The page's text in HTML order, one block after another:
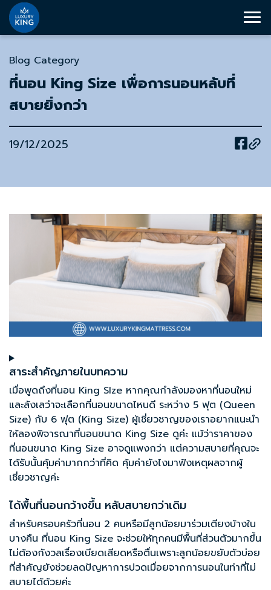
Blog Category
ที่นอน King Size เพื่อการนอนหลับที่
สบายยิ่งกว่า
19/12/2025
สาระสำคัญภายในบทความ
เมื่อพูดถึงที่นอน King SIze หากคุณกำลังมองหาที่นอนใหม่
และลังเลว่าจะเลือกที่นอนขนาดไหนดี ระหว่าง 5 ฟุต (Queen
Size) กับ 6 ฟุต (King Size) ผู้เชี่ยวชาญของเราอยากแนะนำ
ให้ลองพิจารณาที่นอนขนาด King Size ดูค่ะ แม้ว่าราคาของ
ที่นอนขนาด King Size อาจดูแพงกว่า แต่ความสบายที่คุณจะ
ได้รับนั้นคุ้มค่ามากกว่าที่คิด คุ้มค่ายังไงมาฟังเหตุผลจากผู้
เชี่ยวชาญค่ะ
ได้พื้นที่นอนกว้างขึ้น หลับสบายกว่าเดิม
สำหรับครอบครัวที่นอน 2 คนหรือมีลูกน้อยมาร่วมเตียงบ้างใน
บางคืน ที่นอน King Size จะช่วยให้ทุกคนมีพื้นที่ส่วนตัวมากขึ้น
ไม่ต้องกังวลเรื่องเบียดเสียดหรือตื่นเพราะลูกน้อยขยับตัวบ่อย
ที่สำคัญยังช่วยลดปัญหาการปวดเมื่อยจากการนอนในท่าที่ไม่
สบายได้ด้วยค่ะ